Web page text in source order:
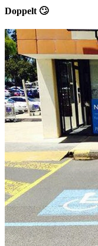
Doppelt 🙄